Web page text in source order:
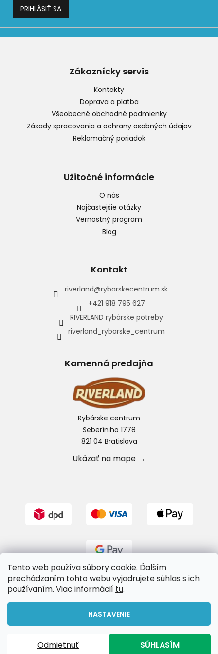
Tento web používa súbory cookie. Ďalším
prechádzaním tohto webu vyjadrujete súhlas s ich
používaním. Viac informácií tu.
NASTAVENIE
Odmietnuť SÚHLASÍM
PRIHLÁSIŤ SA
Zákaznícky servis
Kontakty
Doprava a platba
Všeobecné obchodné podmienky
Zásady spracovania a ochrany osobných údajov
Reklamačný poriadok
Užitočné informácie
O nás
Najčastejšie otázky
Vernostný program
Blog
Kontakt
riverland@rybarskecentrum.sk
+421 918 795 627
RIVERLAND rybárske potreby
riverland_rybarske_centrum
Kamenná predajňa
Rybárske centrum
Seberíniho 1778
821 04 Bratislava
Ukázať na mape →
Riverland.sk. Všetky práva vyhradené.
Upraviť nastavenie cookies